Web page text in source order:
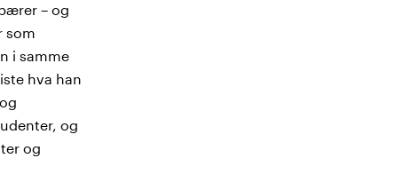
– og
som
i samme
hva han
og
og